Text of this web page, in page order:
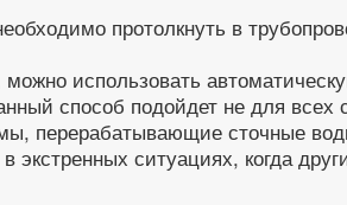
протолкнуть в
использовать
способ подойдет не для всех
перерабатывающие сточные
экстренных ситуациях, когда